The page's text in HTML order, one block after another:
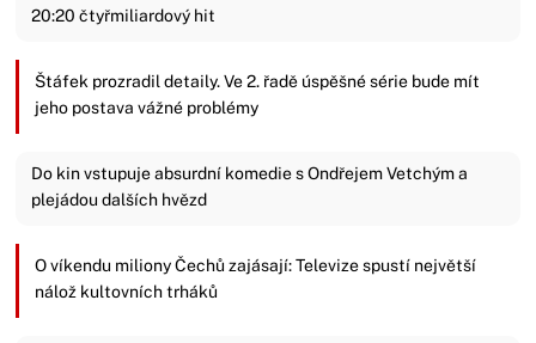
20:20 čtyřmiliardový hit
Štáfek prozradil detaily. Ve 2. řadě úspěšné série bude mít
jeho postava vážné problémy
Do kin vstupuje absurdní komedie s Ondřejem Vetchým a
plejádou dalších hvězd
O víkendu miliony Čechů zajásají: Televize spustí největší
nálož kultovních trháků